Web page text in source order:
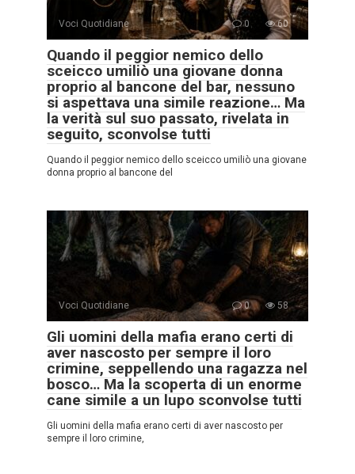
Voci Quotidiane 0 60
Quando il peggior nemico dello
sceicco umiliò una giovane donna
proprio al bancone del bar, nessuno
si aspettava una simile reazione… Ma
la verità sul suo passato, rivelata in
seguito, sconvolse tutti
Quando il peggior nemico dello sceicco umiliò una giovane
donna proprio al bancone del
Voci Quotidiane 0 58
Gli uomini della mafia erano certi di
aver nascosto per sempre il loro
crimine, seppellendo una ragazza nel
bosco… Ma la scoperta di un enorme
cane simile a un lupo sconvolse tutti
Gli uomini della mafia erano certi di aver nascosto per
sempre il loro crimine,